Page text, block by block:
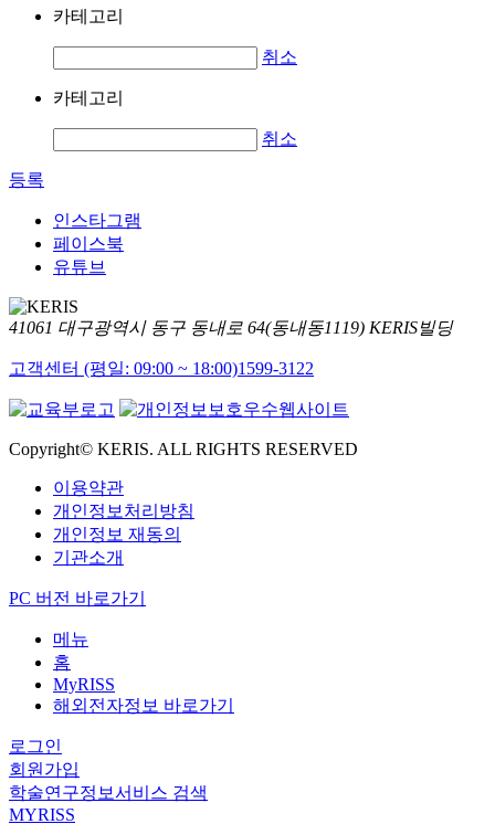
카테고리
취소
카테고리
취소
등록
인스타그램
페이스북
유튜브
41061 대구광역시 동구 동내로 64(동내동1119) KERIS빌딩
고객센터 (평일: 09:00 ~ 18:00)1599-3122
Copyright© KERIS. ALL RIGHTS RESERVED
이용약관
개인정보처리방침
개인정보 재동의
기관소개
PC 버전 바로가기
메뉴
홈
MyRISS
해외전자정보 바로가기
로그인
회원가입
학술연구정보서비스 검색
MYRISS